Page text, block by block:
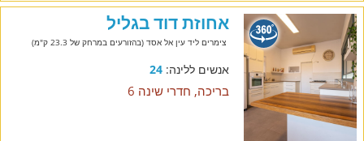
אחוזת דוד בגליל
צימרים ליד עין אל אסד (בהזורעים במרחק של 23.3 ק"מ)
אנשים ללינה:24
בריכה, חדרי שינה 6